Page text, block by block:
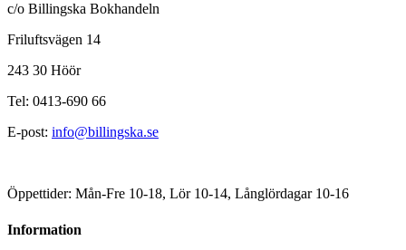
c/o Billingska Bokhandeln
Friluftsvägen 14
243 30 Höör
Tel: 0413-690 66
E-post: info@billingska.se
Öppettider: Mån-Fre 10-18, Lör 10-14, Långlördagar 10-16
Information